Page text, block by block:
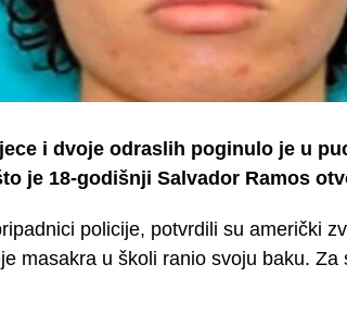
i dvoje odraslih poginulo je u
je 18-godišnji Salvador Ramos
policije, potvrdili su američki
masakra u školi ranio svoju baku.